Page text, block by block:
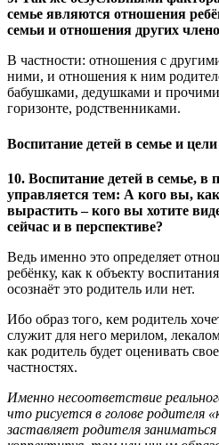
семье являются отношения
семьи и отношения других
В частности: отношения с
ними, и отношения к ним
бабушками, дедушками и
горизонте, родственниками.
Воспитание детей в семье и
10. Воспитание детей в семье,
управляется тем: А кого вы,
вырастить – кого вы хотите
сейчас и в перспективе?
Ведь именно это определяет
ребёнку, как к объекту
осознаёт это родитель или нет.
Ибо образ того, кем родитель
служит для него мерилом,
как родитель будет оценивать
частностях.
Именно несоответствие
что рисуется в голове родителя
заставляет родителя заниматься